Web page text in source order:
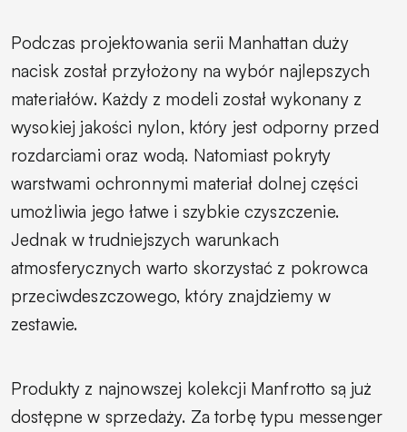
Podczas projektowania serii Manhattan duży
nacisk został przyłożony na wybór najlepszych
materiałów. Każdy z modeli został wykonany z
wysokiej jakości nylon, który jest odporny przed
rozdarciami oraz wodą. Natomiast pokryty
warstwami ochronnymi materiał dolnej części
umożliwia jego łatwe i szybkie czyszczenie.
Jednak w trudniejszych warunkach
atmosferycznych warto skorzystać z pokrowca
przeciwdeszczowego, który znajdziemy w
zestawie.
Produkty z najnowszej kolekcji Manfrotto są już
dostępne w sprzedaży. Za torbę typu messenger